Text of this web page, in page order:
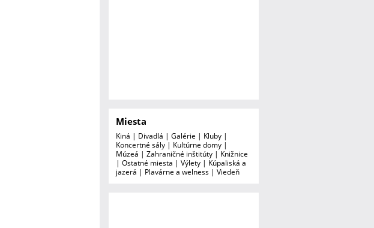
Miesta
Kiná | Divadlá | Galérie | Kluby |
Koncertné sály | Kultúrne domy |
Múzeá | Zahraničné inštitúty | Knižnice
| Ostatné miesta | Výlety | Kúpaliská a
jazerá | Plavárne a welness | Viedeň